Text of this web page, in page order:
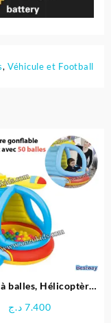
, Véhicule et Football
balles, Hélicoptère
– Bestway
7.400 د.ج